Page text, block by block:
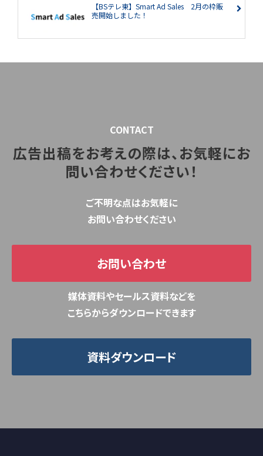
【BSテレ東】Smart Ad Sales 2月の枠販
売開始しました！
CONTACT
広告出稿をお考えの際は、お気軽にお
問い合わせください！
ご不明な点はお気軽に
お問い合わせください
お問い合わせ
媒体資料やセールス資料などを
こちらからダウンロードできます
資料ダウンロード